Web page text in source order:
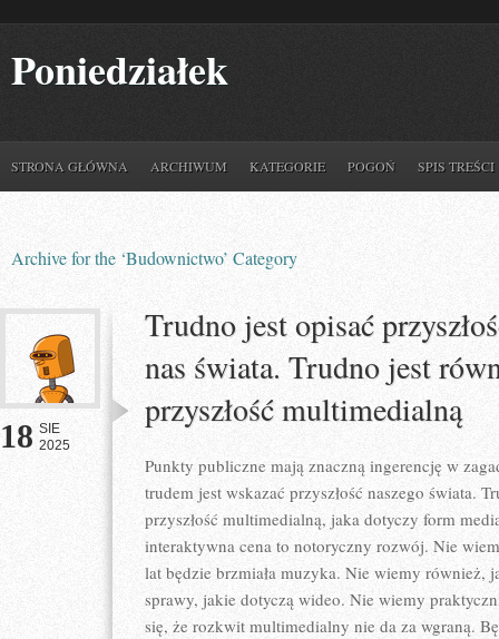
Poniedziałek
STRONA GŁÓWNA ARCHIWUM KATEGORIE POGOŃ SPIS TREŚCI
Archive for the ‘Budownictwo’ Category
18 SIE
2025
Trudno jest opisać
nas świata. Trudno jest
przyszłość multimedialną
Punkty publiczne mają znaczną ingerencję w
trudem jest wskazać przyszłość naszego świata.
przyszłość multimedialną, jaka dotyczy form
interaktywna cena to notoryczny rozwój. Nie
lat będzie brzmiała muzyka. Nie wiemy również,
sprawy, jakie dotyczą wideo. Nie wiemy
się, że rozkwit multimedialny nie da za wgraną.